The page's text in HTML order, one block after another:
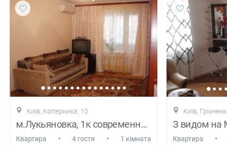
Київ, Коперника, 10
м.Лукьяновка, 1к современная квартира
Квартира • 4 гостя • 1 кімната
Київ,
Квартира •